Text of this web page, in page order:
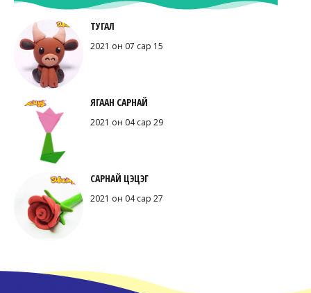
ТУГАЛ
2021 он 07 сар 15
ЯГААН САРНАЙ
2021 он 04 сар 29
САРНАЙ ЦЭЦЭГ
2021 он 04 сар 27